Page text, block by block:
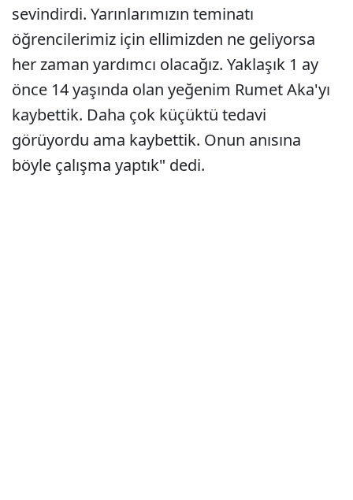
sevindirdi. Yarınlarımızın teminatı
öğrencilerimiz için ellimizden ne geliyorsa
her zaman yardımcı olacağız. Yaklaşık 1 ay
önce 14 yaşında olan yeğenim Rumet Aka'yı
kaybettik. Daha çok küçüktü tedavi
görüyordu ama kaybettik. Onun anısına
böyle çalışma yaptık" dedi.